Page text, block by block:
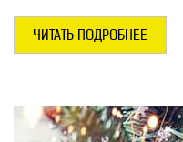
ЧИТАТЬ ПОДРОБНЕЕ